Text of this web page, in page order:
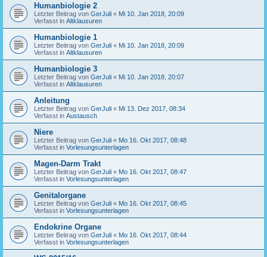
Humanbiologie 2
Letzter Beitrag von GerJuli « Mi 10. Jan 2018, 20:09
Verfasst in Altklausuren
Humanbiologie 1
Letzter Beitrag von GerJuli « Mi 10. Jan 2018, 20:09
Verfasst in Altklausuren
Humanbiologie 3
Letzter Beitrag von GerJuli « Mi 10. Jan 2018, 20:07
Verfasst in Altklausuren
Anleitung
Letzter Beitrag von GerJuli « Mi 13. Dez 2017, 08:34
Verfasst in Austausch
Niere
Letzter Beitrag von GerJuli « Mo 16. Okt 2017, 08:48
Verfasst in Vorlesungsunterlagen
Magen-Darm Trakt
Letzter Beitrag von GerJuli « Mo 16. Okt 2017, 08:47
Verfasst in Vorlesungsunterlagen
Genitalorgane
Letzter Beitrag von GerJuli « Mo 16. Okt 2017, 08:45
Verfasst in Vorlesungsunterlagen
Endokrine Organe
Letzter Beitrag von GerJuli « Mo 16. Okt 2017, 08:44
Verfasst in Vorlesungsunterlagen